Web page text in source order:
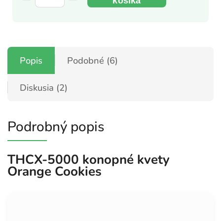
Popis Podobné (6)
Diskusia (2)
Podrobný popis
THCX-5000 konopné kvety
Orange Cookies